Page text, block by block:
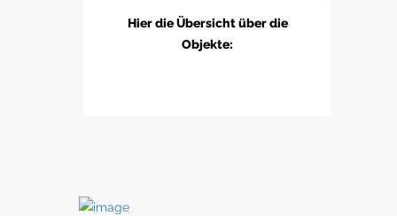
Hier die Übersicht über die
Objekte: